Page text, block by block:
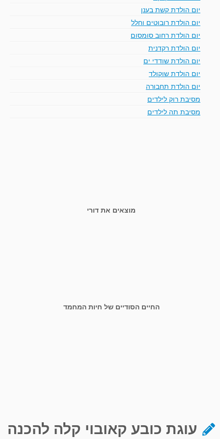
יום הולדת קשת בענן
יום הולדת רובוטים וחלל
יום הולדת רחוב סומסום
יום הולדת רקדנית
יום הולדת שודדי ים
יום הולדת שוקולד
יום הולדת תחבורה
מסיבת רוק לילדים
מסיבת תה לילדים
מוצאים את דורי
החיים הסודיים של חיות המחמד
עוגת כובע קאובוי קלה להכנה